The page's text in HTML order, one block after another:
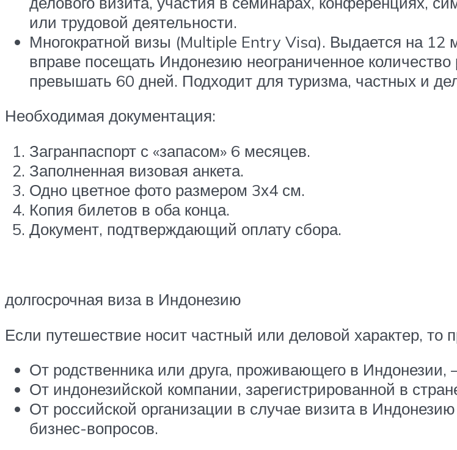
или трудовой деятельности.
Многократной визы (Multiple Entry Visa). Выдается на 12
вправе посещать Индонезию неограниченное
превышать 60 дней. Подходит для туризма, частных и
Необходимая документация:
Загранпаспорт с «запасом» 6 месяцев.
Заполненная визовая анкета.
Одно цветное фото размером 3х4 см.
Копия билетов в оба конца.
Документ, подтверждающий оплату сбора.
долгосрочная виза в Индонезию
Если путешествие носит частный или деловой характер, то
От родственника или друга, проживающего в Индонезии,
От индонезийской компании, зарегистрированной в
От российской организации в случае визита в
бизнес-вопросов.